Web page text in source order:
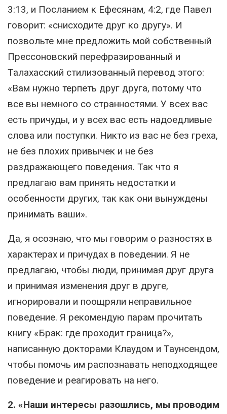
3:13, и Посланием к Ефесянам, 4:2, где Павел
говорит: «снисходите друг ко другу». И
позвольте мне предложить мой собственный
Прессоновский перефразированный и
Талахасский стилизованный перевод этого:
«Вам нужно терпеть друг друга, потому что
все вы немного со странностями. У всех вас
есть причуды, и у всех вас есть надоедливые
слова или поступки. Никто из вас не без греха,
не без плохих привычек и не без
раздражающего поведения. Так что я
предлагаю вам принять недостатки и
особенности других, так как они вынуждены
принимать ваши».
Да, я осознаю, что мы говорим о разностях в
характерах и причудах в поведении. Я не
предлагаю, чтобы люди, принимая друг друга
и принимая изменения друг в друге,
игнорировали и поощряли неправильное
поведение. Я рекомендую парам прочитать
книгу «Брак: где проходит граница?»,
написанную докторами Клаудом и Таунсендом,
чтобы помочь им распознавать неподходящее
поведение и реагировать на него.
2. «Наши интересы разошлись, мы проводим